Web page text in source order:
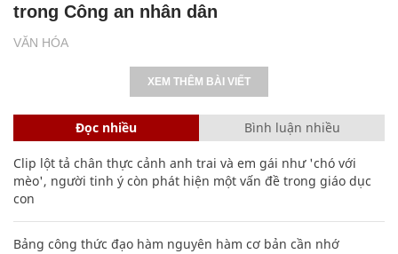
VĂN HÓA
trong Công an nhân dân
XEM THÊM BÀI VIẾT
Đọc nhiều Bình luận nhiều
Clip lột tả chân thực cảnh anh trai và em gái như 'chó với
mèo', người tinh ý còn phát hiện một vấn đề trong giáo dục
con
Bảng công thức đạo hàm nguyên hàm cơ bản cần nhớ